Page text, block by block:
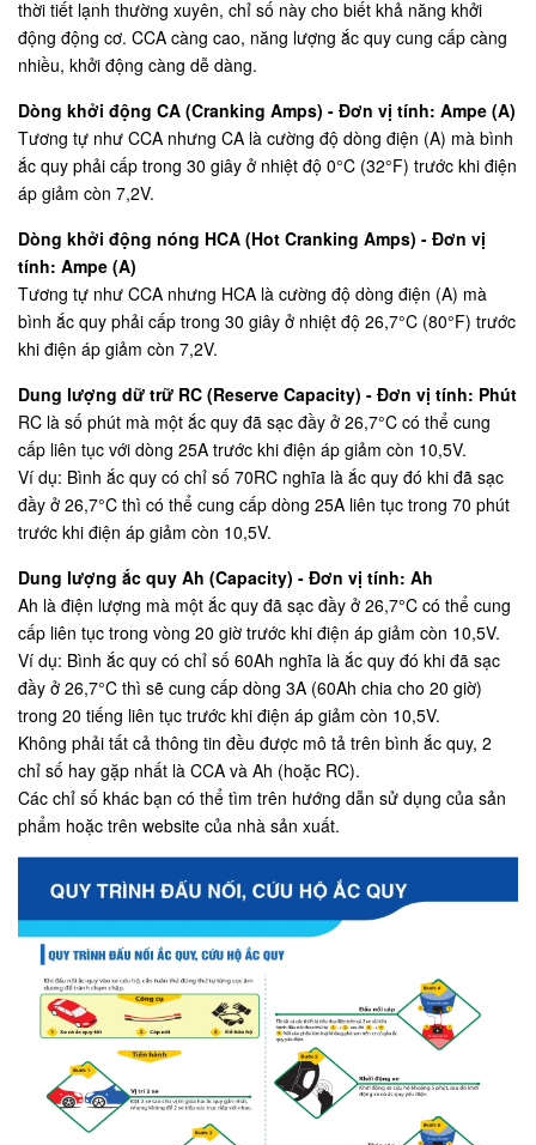
thời tiết lạnh thường xuyên, chỉ số này cho biết khả năng khởi
động động cơ. CCA càng cao, năng lượng ắc quy cung cấp càng
nhiều, khởi động càng dễ dàng.
Dòng khởi động CA (Cranking Amps) - Đơn vị tính: Ampe (A)
Tương tự như CCA nhưng CA là cường độ dòng điện (A) mà bình
ắc quy phải cấp trong 30 giây ở nhiệt độ 0°C (32°F) trước khi điện
áp giảm còn 7,2V.
Dòng khởi động nóng HCA (Hot Cranking Amps) - Đơn vị
tính: Ampe (A)
Tương tự như CCA nhưng HCA là cường độ dòng điện (A) mà
bình ắc quy phải cấp trong 30 giây ở nhiệt độ 26,7°C (80°F) trước
khi điện áp giảm còn 7,2V.
Dung lượng dữ trữ RC (Reserve Capacity) - Đơn vị tính: Phút
RC là số phút mà một ắc quy đã sạc đầy ở 26,7°C có thể cung
cấp liên tục với dòng 25A trước khi điện áp giảm còn 10,5V.
Ví dụ: Bình ắc quy có chỉ số 70RC nghĩa là ắc quy đó khi đã sạc
đầy ở 26,7°C thì có thể cung cấp dòng 25A liên tục trong 70 phút
trước khi điện áp giảm còn 10,5V.
Dung lượng ắc quy Ah (Capacity) - Đơn vị tính: Ah
Ah là điện lượng mà một ắc quy đã sạc đầy ở 26,7°C có thể cung
cấp liên tục trong vòng 20 giờ trước khi điện áp giảm còn 10,5V.
Ví dụ: Bình ắc quy có chỉ số 60Ah nghĩa là ắc quy đó khi đã sạc
đầy ở 26,7°C thì sẽ cung cấp dòng 3A (60Ah chia cho 20 giờ)
trong 20 tiếng liên tục trước khi điện áp giảm còn 10,5V.
Không phải tất cả thông tin đều được mô tả trên bình ắc quy, 2
chỉ số hay gặp nhất là CCA và Ah (hoặc RC).
Các chỉ số khác bạn có thể tìm trên hướng dẫn sử dụng của sản
phẩm hoặc trên website của nhà sản xuất.